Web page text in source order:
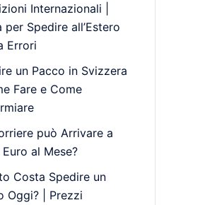
Internazionali |
per Spedire all’Estero
Errori
un Pacco in Svizzera
Fare e Come
può Arrivare a
al Mese?
Costa Spedire un
Oggi? | Prezzi